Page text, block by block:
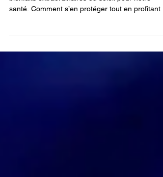
Conseils pour profiter avec conscience des